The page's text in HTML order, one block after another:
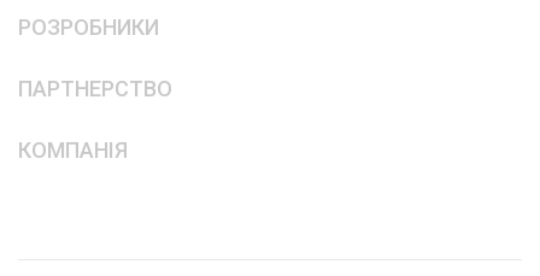
РОЗРОБНИКИ
ПАРТНЕРСТВО
КОМПАНІЯ